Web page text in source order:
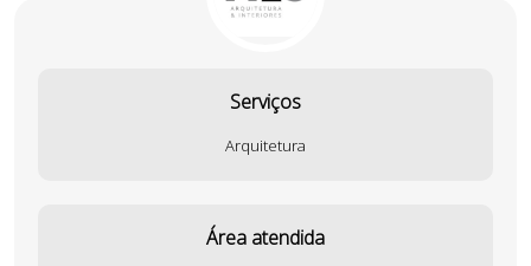
Serviços
Arquitetura
Área atendida